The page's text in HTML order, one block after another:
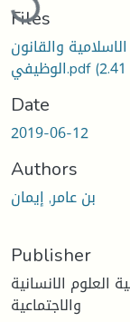
Files
والقانون
الوظيفي.pdf
Date
2019-06-12
Authors
بن عامر, إيمان
Publisher
الانسانية
والاجتماعية